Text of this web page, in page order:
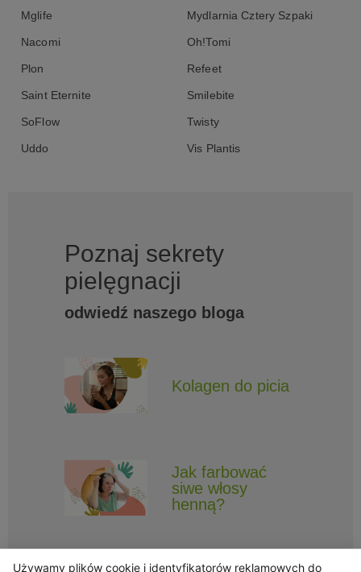
Mglife Mydlarnia Cztery Szpaki
Nacomi Oh!Tomi
Plon Refeet
Saint Eternite Smilebite
SoFlow Twisty
Uddo Vis Plantis
Poznaj sekrety
pielęgnacji
odwiedź naszego bloga
Kolagen do picia
Jak farbować
siwe włosy
henną?
Używamy plików cookie i identyfikatorów reklamowych do